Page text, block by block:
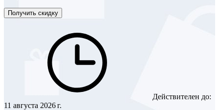
Получить скидку
Действителен до:
11 августа 2026 г.